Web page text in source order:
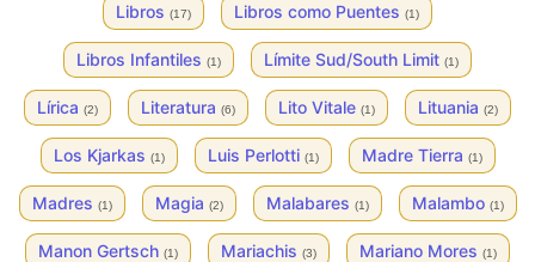
Libros (17) Libros como Puentes (1)
Libros Infantiles (1) Límite Sud/South Limit (1)
Lírica (2) Literatura (6) Lito Vitale (1) Lituania (2)
Los Kjarkas (1) Luis Perlotti (1) Madre Tierra (1)
Madres (1) Magia (2) Malabares (1) Malambo (1)
Manon Gertsch (1) Mariachis (3) Mariano Mores (1)